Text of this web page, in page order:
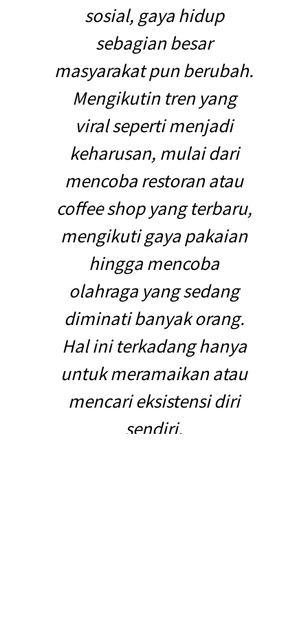
sosial, gaya hidup
sebagian besar
masyarakat pun berubah.
Mengikutin tren yang
viral seperti menjadi
keharusan, mulai dari
mencoba restoran atau
coffee shop yang terbaru,
mengikuti gaya pakaian
hingga mencoba
olahraga yang sedang
diminati banyak orang.
Hal ini terkadang hanya
untuk meramaikan atau
mencari eksistensi diri
sendiri.